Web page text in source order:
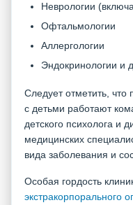
Неврологии
Офтальмологии
Аллергологии
Эндокринологии и
Следует отметить, что
с детьми работают
детского психолога и
медицинских
вида заболевания и
Особая гордость
экстракорпорального